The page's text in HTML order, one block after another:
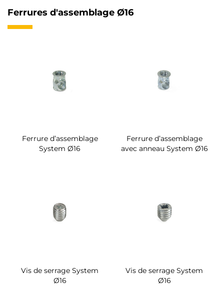
Ferrures d'assemblage Ø16
Ferrure d’assemblage
System Ø16
Ferrure d’assemblage
avec anneau System Ø16
Vis de serrage System
Ø16
Vis de serrage System
Ø16